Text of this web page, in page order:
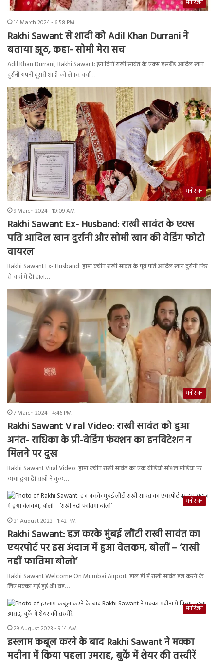
मनोरंजन
14 March 2024 - 6:58 PM
Rakhi Sawant से शादी को Adil Khan Durrani ने
बताया झूठ, कहा- सोमी मेरा सच
Adil Khan Durrani, Rakhi Sawant: इन दिनों राखी सावंत के एक्स हसबैंड आदिल खान
दुर्रानी अपनी दूसरी शादी को लेकर चर्चा…
मनोरंजन
9 March 2024 - 10:09 AM
Rakhi Sawant Ex- Husband: राखी सावंत के एक्स
पति आदिल खान दुर्रानी और सोमी खान की वेडिंग फोटो
वायरल
Rakhi Sawant Ex- Husband: ड्रामा क्वीन राखी सावंत के पूर्व पति आदिल खान दुर्रानी फिर
से चर्चा में हैं। हाल…
मनोरंजन
7 March 2024 - 4:46 PM
Rakhi Sawant Viral Video: राखी सावंत को हुआ
अनंत- राधिका के प्री-वेडिंग फंक्शन का इनविटेशन न
मिलने पर दुख
Rakhi Sawant Viral Video: ड्रामा क्वीन राखी सावंत का एक वीडियो सोशल मीडिया पर
छाया हुआ है। राखी ने कुछ…
मनोरंजन
31 August 2023 - 1:42 PM
Rakhi Sawant: हज करके मुंबई लौंटी राखी सावंत का
एयरपोर्ट पर इस अंदाज में हुआ वेलकम, बोलीं – ‘राखी
नहीं फातिमा बोलो’
Rakhi Sawant Welcome On Mumbai Airport: हाल ही में राखी सावंत हज करने के
लिए मक्का गई हुई थीं। वह…
मनोरंजन
29 August 2023 - 9:14 AM
इस्लाम कबूल करने के बाद Rakhi Sawant ने मक्का
मदीना में किया पहला उमराह, बुर्के में शेयर की तस्वीरें